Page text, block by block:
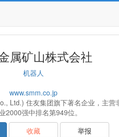
属矿山株式会社
机器人
www.smm.co.jp
Ltd.) 住友集团旗下著名企业，主营
2000强中排名第949位。
收藏 举报